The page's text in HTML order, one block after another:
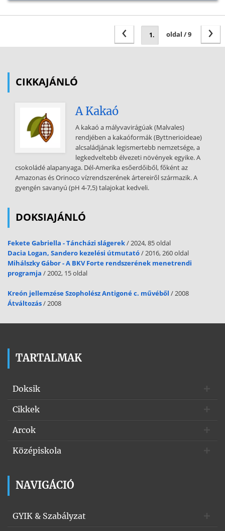
›
oldal / 9
‹
CIKKAJÁNLÓ
A Kakaó
A kakaó a mályvavirágúak (Malvales)
rendjében a kakaóformák (Byttnerioideae)
alcsaládjának legismertebb nemzetsége, a
legkedveltebb élvezeti növények egyike. A
csokoládé alapanyaga. Dél-Amerika esőerdőiből, főként az
Amazonas és Orinoco vízrendszerének ártereiről származik. A
gyengén savanyú (pH 4-7,5) talajokat kedveli.
DOKSIAJÁNLÓ
Fekete Gabriella - Táncházi slágerek/ 2024, 85 oldal
Dacia Logan, Sandero kezelési útmutató/ 2016, 260 oldal
Mihálszky Gábor - A BKV Forte rendszerének menetrendi
programja / 2002, 15 oldal
Kreón jellemzése Szopholész Antigoné c. művéből / 2008
Átváltozás/ 2008
TARTALMAK
Doksik
Cikkek
Arcok
Középiskola
NAVIGÁCIÓ
GYIK & Szabályzat